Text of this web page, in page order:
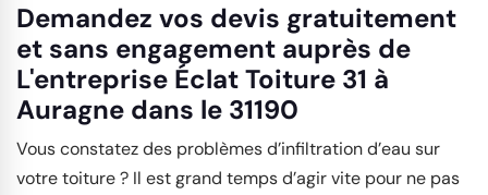
Demandez vos devis gratuitement
et sans engagement auprès de
L'entreprise Éclat Toiture 31 à
Auragne dans le 31190
Vous constatez des problèmes d’infiltration d’eau sur
votre toiture ? Il est grand temps d’agir vite pour ne pas